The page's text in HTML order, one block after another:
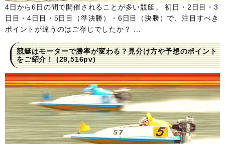
4日から6日の間で開催されることが多い競艇。 初日・2日目・3
日目・4日目・5日目（準決勝）・6日目（決勝）で、注目すべき
ポイントが違うのはご存じでしたか？ ...
競艇はモーターで勝率が変わる？見分け方や予想のポイント
をご紹介！(29,516pv)